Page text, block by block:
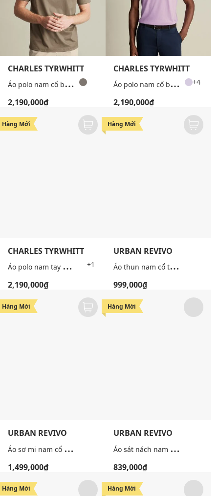
CHARLES TYRWHITT
Á
o polo nam cổ bẻ tay ngắn tối giản
2,190,000₫
CHARLES TYRWHITT
Á
o polo nam cổ bẻ tay ngắn thanh lịch +4
2,190,000₫
Hàng Mới
CHARLES TYRWHITT
Á
o polo nam tay ngắn kẻ sọc thêu hoa +1
2,190,000₫
Hàng Mới
URBAN REVIVO
Á
o thun nam cổ tròn tay ngắn thêu họa tiết
999,000₫
Hàng Mới
URBAN REVIVO
Á
o sơ mi nam cổ bẻ tay ngắn hiện đại
1,499,000₫
Hàng Mới
URBAN REVIVO
Á
o sát nách nam cổ tròn thêu họa tiết
839,000₫
Hàng Mới Hàng Mới